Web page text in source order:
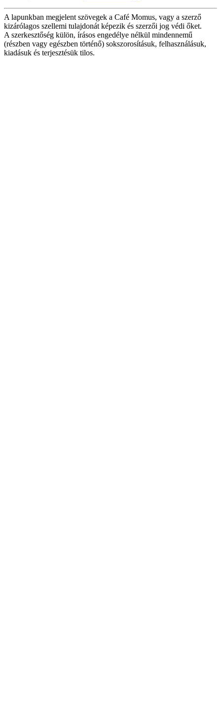
A lapunkban megjelent szövegek a Café Momus, vagy a szerző
kizárólagos szellemi tulajdonát képezik és szerzői jog védi őket.
A szerkesztőség külön, írásos engedélye nélkül mindennemű
(részben vagy egészben történő) sokszorosításuk, felhasználásuk,
kiadásuk és terjesztésük tilos.